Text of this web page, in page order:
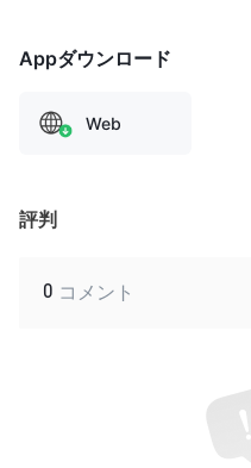
Appダウンロード
Web
評判
0 コメント